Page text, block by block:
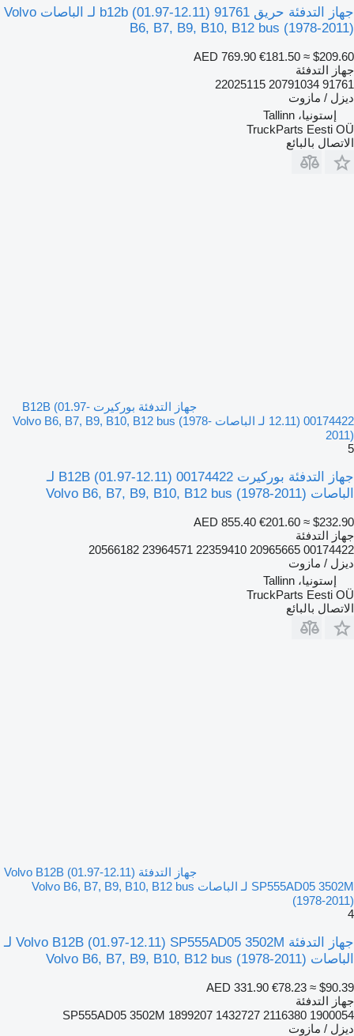
جهاز التدفئة حريق b12b (01.97-12.11) 91761 لـ الباصات Volvo
B6, B7, B9, B10, B12 bus (1978-2011)
AED 769.90 €181.50 ≈ $209.60
جهاز التدفئة
91761 20791034 22025115
ديزل / مازوت
إستونيا، Tallinn
TruckParts Eesti OÜ
الاتصال بالبائع
جهاز التدفئة بوركيرت B12B (01.97-
12.11) 00174422 لـ الباصات Volvo B6, B7, B9, B10, B12 bus (1978-
2011)
5
جهاز التدفئة بوركيرت B12B (01.97-12.11) 00174422 لـ
الباصات Volvo B6, B7, B9, B10, B12 bus (1978-2011)
AED 855.40 €201.60 ≈ $232.90
جهاز التدفئة
00174422 20965665 22359410 23964571 20566182
ديزل / مازوت
إستونيا، Tallinn
TruckParts Eesti OÜ
الاتصال بالبائع
جهاز التدفئة Volvo B12B (01.97-12.11)
SP555AD05 3502M لـ الباصات Volvo B6, B7, B9, B10, B12 bus
(1978-2011)
4
جهاز التدفئة Volvo B12B (01.97-12.11) SP555AD05 3502M لـ
الباصات Volvo B6, B7, B9, B10, B12 bus (1978-2011)
AED 331.90 €78.23 ≈ $90.39
جهاز التدفئة
SP555AD05 3502M 1899207 1432727 2116380 1900054
ديزل / مازوت